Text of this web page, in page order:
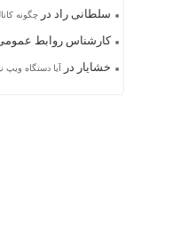
سلطانی راد در چگونه
کارشناس روابط
خشایار در آیا دستگاه ویپ